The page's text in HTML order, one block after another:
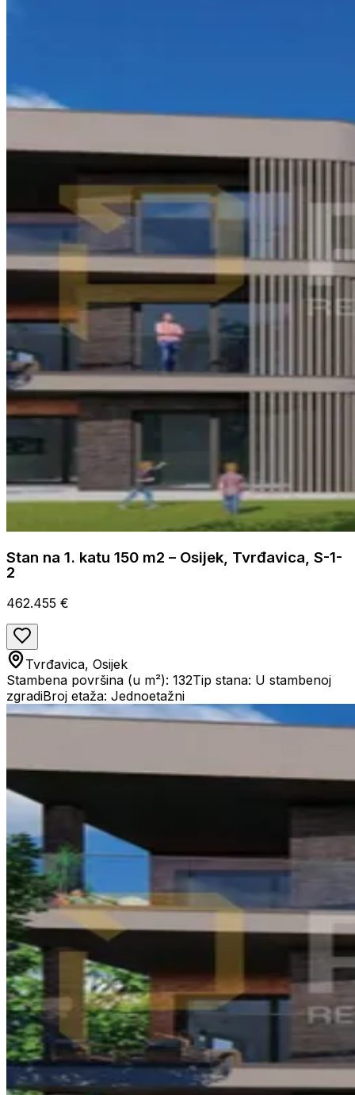
Stan na 1. katu 150 m2 – Osijek, Tvrđavica, S-1-
2
462.455 €
Tvrđavica, Osijek
Stambena površina (u m²): 132Tip stana: U stambenoj
zgradiBroj etaža: Jednoetažni